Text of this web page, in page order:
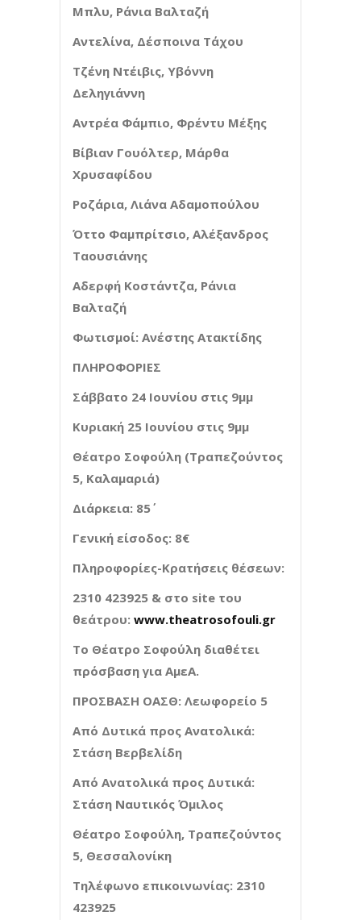
Μπλυ, Ράνια Βαλταζή
Αντελίνα, Δέσποινα Τάχου
Τζένη Ντέιβις, Υβόννη
Δεληγιάννη
Αντρέα Φάμπιο, Φρέντυ Μέξης
Βίβιαν Γουόλτερ, Μάρθα
Χρυσαφίδου
Ροζάρια, Λιάνα Αδαμοπούλου
Όττο Φαμπρίτσιο, Αλέξανδρος
Ταουσιάνης
Αδερφή Κοστάντζα, Ράνια
Βαλταζή
Φωτισμοί: Ανέστης Ατακτίδης
ΠΛΗΡΟΦΟΡΙΕΣ
Σάββατο 24 Ιουνίου στις 9μμ
Κυριακή 25 Ιουνίου στις 9μμ
Θέατρο Σοφούλη (Τραπεζούντος
5, Καλαμαριά)
Διάρκεια: 85΄
Γενική είσοδος: 8€
Πληροφορίες-Κρατήσεις θέσεων:
2310 423925 & στο site του
θεάτρου: www.theatrosofouli.gr
Το Θέατρο Σοφούλη διαθέτει
πρόσβαση για ΑμεΑ.
ΠΡΟΣΒΑΣΗ ΟΑΣΘ: Λεωφορείο 5
Από Δυτικά προς Ανατολικά:
Στάση Βερβελίδη
Από Ανατολικά προς Δυτικά:
Στάση Ναυτικός Όμιλος
Θέατρο Σοφούλη, Τραπεζούντος
5, Θεσσαλονίκη
Τηλέφωνο επικοινωνίας: 2310
423925